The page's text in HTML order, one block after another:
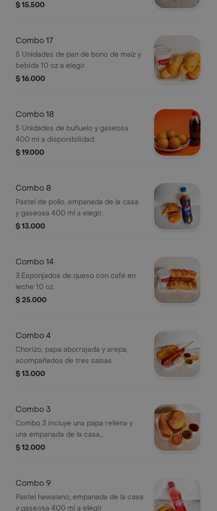
$ 15.500
Combo 17
5 Unidades de pan de bono de maíz y
bebida 10 oz a elegir.
$ 16.000
Combo 18
5 Unidades de buñuelo y gaseosa
400 ml a disponibilidad.
$ 19.000
Combo 8
Pastel de pollo, empanada de la casa
y gaseosa 400 ml a elegir.
$ 13.000
Combo 14
3 Esponjados de queso con café en
leche 10 oz.
$ 25.000
Combo 4
Chorizo, papa aborrajada y arepa,
acompañados de tres salsas.
$ 13.000
Combo 3
Combo 3 incluye una papa rellena y
una empanada de la casa,
acompañadas de salsas variadas.
$ 12.000
Combo 9
Pastel hawaiano, empanada de la casa
y gaseosa 400 ml a elegir.